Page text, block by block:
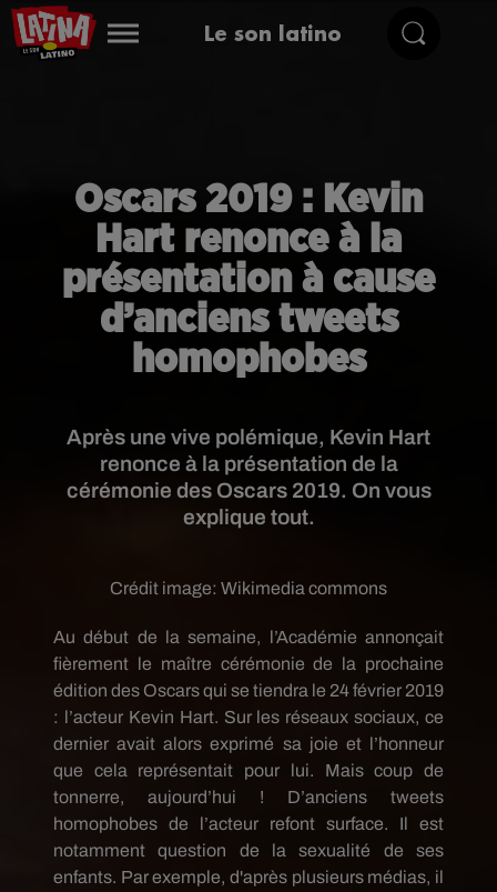
Le son latino
Oscars 2019 : Kevin
Hart renonce à la
présentation à cause
d’anciens tweets
homophobes
Après une vive polémique, Kevin Hart
renonce à la présentation de la
cérémonie des Oscars 2019. On vous
explique tout.
Crédit image: Wikimedia commons
Au début de la semaine, l’Académie annonçait
fièrement le maître cérémonie de la prochaine
édition des Oscars qui se tiendra le 24 février 2019
: l’acteur Kevin Hart. Sur les réseaux sociaux, ce
dernier avait alors exprimé sa joie et l’honneur
que cela représentait pour lui.
Mais coup de
tonnerre, aujourd’hui !
D’anciens tweets
homophobes de l’acteur refont surface.
Il est
notamment question de la sexualité de ses
enfants. Par exemple, d'après plusieurs médias, il